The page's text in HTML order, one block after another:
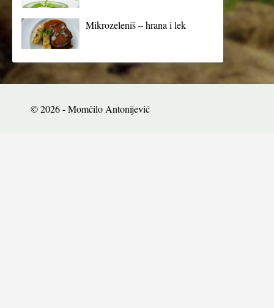
Mikrozeleniš – hrana i lek
© 2026 - Momčilo Antonijević